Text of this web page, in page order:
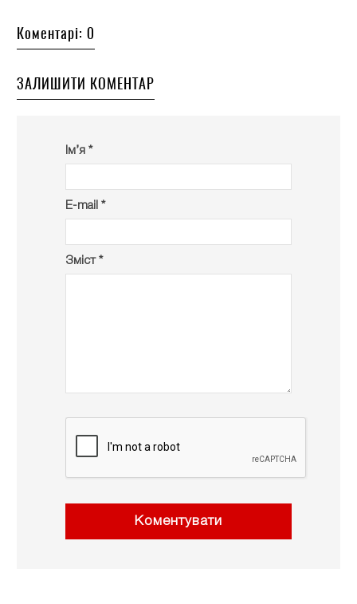
Коментарі: 0
ЗАЛИШИТИ КОМЕНТАР
Ім’я *
E-mail *
Зміст *
Коментувати